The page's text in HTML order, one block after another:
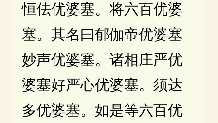
恒佉优婆塞。将六百优婆
塞。其名曰郁伽帝优婆塞
妙声优婆塞。诸相庄严优
婆塞好严心优婆塞。须达
多优婆塞。如是等六百优